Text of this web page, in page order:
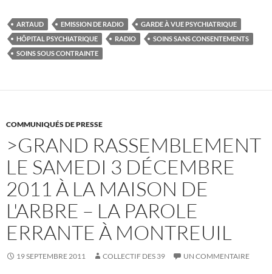
b
o
o
k
t
e
r
ARTAUD EMISSION DE RADIO
GARDE À VUE PSYCHIATRIQUE
HÔPITAL PSYCHIATRIQUE
RADIO
SOINS SANS CONSENTEMENTS
SOINS SOUS CONTRAINTE
COMMUNIQUÉS DE PRESSE
>GRAND RASSEMBLEMENT
LE SAMEDI 3 DÉCEMBRE
2011 À LA MAISON DE
L'ARBRE – LA PAROLE
ERRANTE À MONTREUIL
19 SEPTEMBRE 2011 COLLECTIF DES 39 UN COMMENTAIRE